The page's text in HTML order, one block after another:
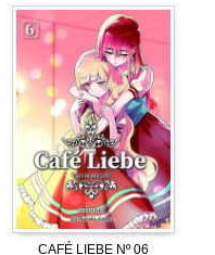
CAFÉ LIEBE Nº 06